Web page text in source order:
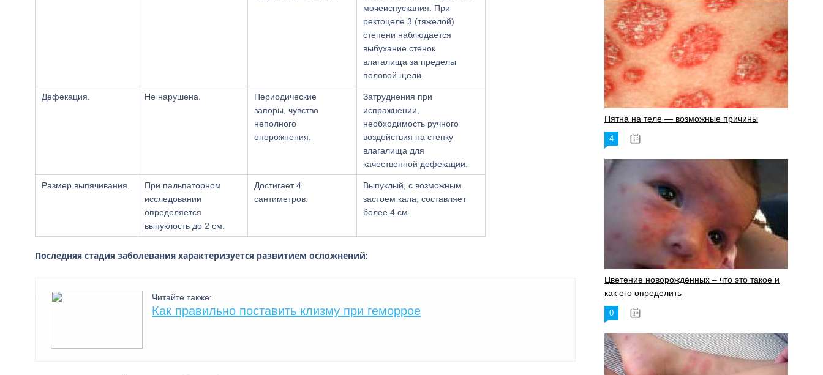
мочеиспускания. При
ректоцеле 3 (тяжелой)
степени наблюдается
выбухание стенок
влагалища за пределы
половой щели.
Дефекация. Не нарушена.
Периодические
запоры, чувство
неполного
опорожнения.
Затруднения при
испражнении,
необходимость ручного
воздействия на стенку
влагалища для
качественной дефекации.
Размер выпячивания.
При пальпаторном
исследовании
определяется
выпуклость до 2 см.
Достигает 4
сантиметров.
Выпуклый, с возможным
застоем кала, составляет
более 4 см.
Последняя стадия заболевания характеризуется развитием осложнений:
Читайте также:
Как правильно поставить клизму при геморрое
Пятна на теле — возможные причины
4
Цветение новорождённых – что это такое и
как его определить
0